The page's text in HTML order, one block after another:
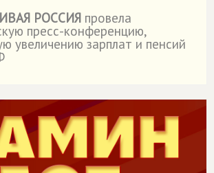
РОССИЯ провела
пресс-конференцию,
увеличению зарплат и пенсий